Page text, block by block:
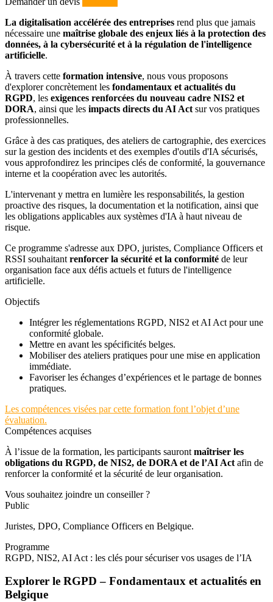
La digitalisation accélérée des entreprises rend plus que jamais
nécessaire une maîtrise globale des enjeux liés à la protection des
données, à la cybersécurité et à la régulation de l'intelligence
artificielle.
À travers cette formation intensive, nous vous proposons
d'explorer concrètement les fondamentaux et actualités du
RGPD, les exigences renforcées du nouveau cadre NIS2 et
DORA, ainsi que les impacts directs du AI Act sur vos pratiques
professionnelles.
Grâce à des cas pratiques, des ateliers de cartographie, des exercices
sur la gestion des incidents et des exemples d'outils d'IA sécurisés,
vous approfondirez les principes clés de conformité, la gouvernance
interne et la coopération avec les autorités.
L'intervenant y mettra en lumière les responsabilités, la gestion
proactive des risques, la documentation et la notification, ainsi que
les obligations applicables aux systèmes d'IA à haut niveau de
risque.
Ce programme s'adresse aux DPO, juristes, Compliance Officers et
RSSI souhaitant renforcer la sécurité et la conformité de leur
organisation face aux défis actuels et futurs de l'intelligence
artificielle.
Objectifs
Intégrer les réglementations RGPD, NIS2 et AI Act pour une
conformité globale.
Mettre en avant les spécificités belges.
Mobiliser des ateliers pratiques pour une mise en application
immédiate.
Favoriser les échanges d’expériences et le partage de bonnes
pratiques.
Les compétences visées par cette formation font l’objet d’une
évaluation.
Compétences acquises
À l’issue de la formation, les participants sauront maîtriser les
obligations du RGPD, de NIS2, de DORA et de l’AI Act afin de
renforcer la conformité et la sécurité de leur organisation.
Vous souhaitez joindre un conseiller ?
Public
Juristes, DPO, Compliance Officers en Belgique.
Programme
RGPD, NIS2, AI Act : les clés pour sécuriser vos usages de l’IA
Explorer le RGPD – Fondamentaux et actualités en
Belgique